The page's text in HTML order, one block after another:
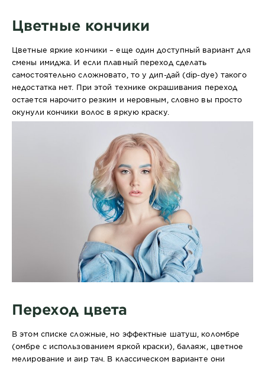
Цветные кончики
Цветные яркие кончики – еще один доступный вариант для
смены имиджа. И если плавный переход сделать
самостоятельно сложновато, то у дип-дай (dip-dye) такого
недостатка нет. При этой технике окрашивания переход
остается нарочито резким и неровным, словно вы просто
окунули кончики волос в яркую краску.
Переход цвета
В этом списке сложные, но эффектные шатуш, коломбре
(омбре с использованием яркой краски), балаяж, цветное
мелирование и аир тач. В классическом варианте они